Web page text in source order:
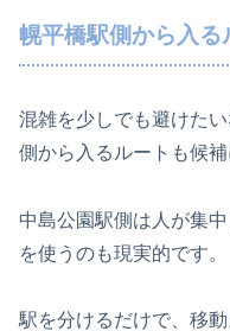
幌平橋駅側から入る
混雑を少しでも避けたい
側から入るルートも候補
中島公園駅側は人が集
を使うのも現実的です。
駅を分けるだけで、移